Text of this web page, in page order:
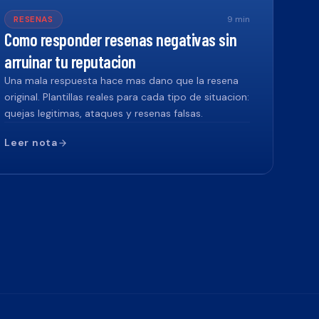
RESENAS 9 min
Como responder resenas negativas sin
arruinar tu reputacion
Una mala respuesta hace mas dano que la resena
original. Plantillas reales para cada tipo de situacion:
quejas legitimas, ataques y resenas falsas.
Leer nota